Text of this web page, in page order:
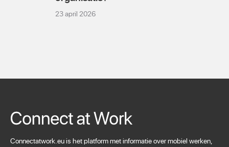
23 april 2026
Connectatwork.eu is het platform met informatie over mobiel werken,